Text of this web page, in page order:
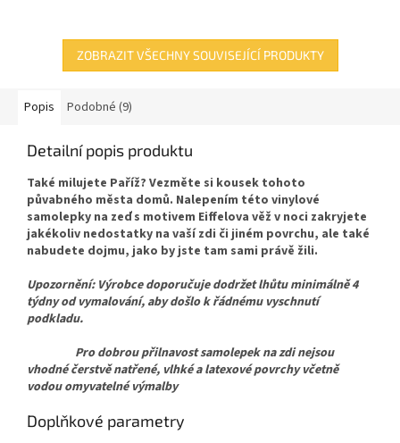
ZOBRAZIT VŠECHNY SOUVISEJÍCÍ PRODUKTY
Popis Podobné (9)
Detailní popis produktu
Také milujete Paříž? Vezměte si kousek tohoto
půvabného města domů. Nalepením této vinylové
samolepky na zeď s motivem Eiffelova věž v noci zakryjete
jakékoliv nedostatky na vaší zdi či jiném povrchu, ale také
nabudete dojmu, jako by jste tam sami právě žili.
Upozornění: Výrobce doporučuje dodržet lhůtu minimálně 4
týdny od vymalování, aby došlo k řádnému vyschnutí
podkladu.
Pro dobrou přilnavost samolepek na zdi nejsou
vhodné čerstvě natřené, vlhké a latexové povrchy včetně
vodou omyvatelné výmalby
Doplňkové parametry